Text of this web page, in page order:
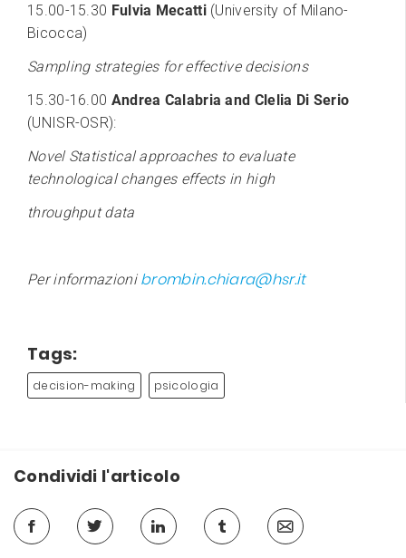
15.00-15.30 Fulvia Mecatti (University of Milano-
Bicocca)
Sampling strategies for effective decisions
15.30-16.00 Andrea Calabria and Clelia Di Serio
(UNISR-OSR):
Novel Statistical approaches to evaluate
technological changes effects in high
throughput data
Per informazioni brombin.chiara@hsr.it
Tags:
decision-making psicologia
Condividi l'articolo